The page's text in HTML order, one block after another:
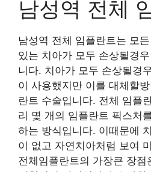
남성역 전체
남성역 전체 임플란트는 모
있는 치아가 모두 손상될경
니다. 치아가 모두 손상될경
이 사용했지만 이를 대체할
란트 수술입니다. 전체 임플
리 몇 개의 임플란트 픽스처
하는 방식입니다. 이때문에
이 없고 자연치아처럼 보여
전체임플란트의 가장큰 장